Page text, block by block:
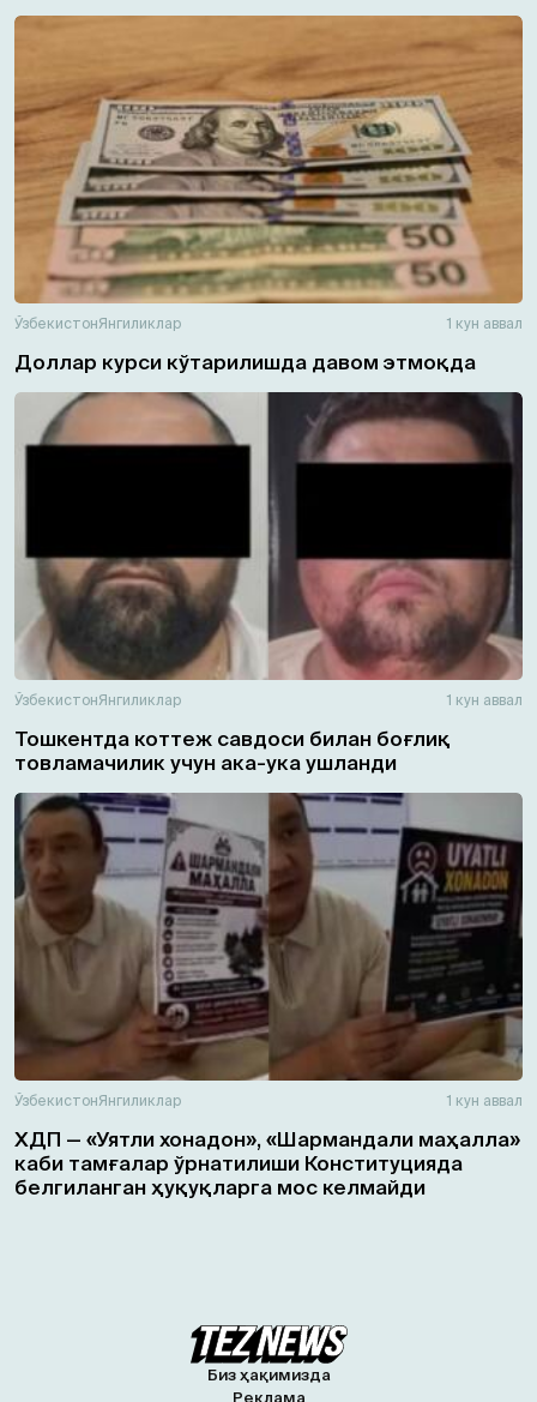
ЎзбекистонЯнгиликлар 1 кун аввал
Доллар курси кўтарилишда давом этмоқда
ЎзбекистонЯнгиликлар 1 кун аввал
Тошкентда коттеж савдоси билан боғлиқ
товламачилик учун ака-ука ушланди
ЎзбекистонЯнгиликлар 1 кун аввал
ХДП — «Уятли хонадон», «Шармандали маҳалла»
каби тамғалар ўрнатилиши Конституцияда
белгиланган ҳуқуқларга мос келмайди
Биз ҳақимизда
Реклама